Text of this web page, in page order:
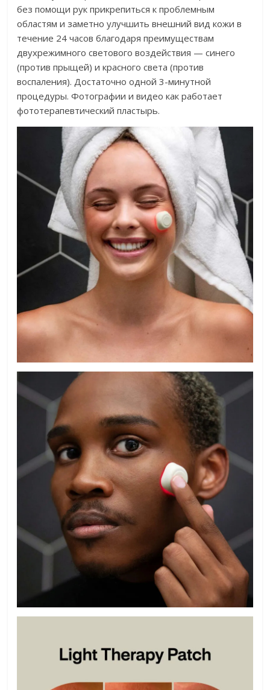
без помощи рук прикрепиться к проблемным
областям и заметно улучшить внешний вид кожи в
течение 24 часов благодаря преимуществам
двухрежимного светового воздействия — синего
(против прыщей) и красного света (против
воспаления). Достаточно одной 3-минутной
процедуры. Фотографии и видео как работает
фототерапевтический пластырь.